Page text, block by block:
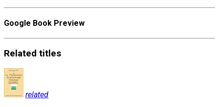
Google Book Preview
Related titles
related